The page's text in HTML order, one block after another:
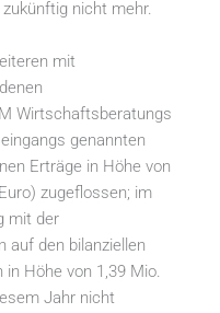
nicht mehr.
mit
Wirtschaftsberatungs
genannten
Erträge in Höhe von
zugeflossen; im
mit der
auf den bilanziellen
Höhe von 1,39 Mio.
Jahr nicht